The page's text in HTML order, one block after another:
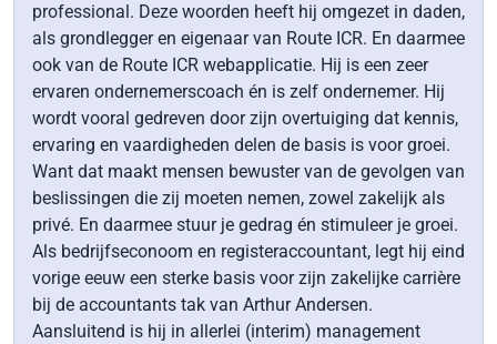
professional. Deze woorden heeft hij omgezet in daden,
als grondlegger en eigenaar van Route ICR. En daarmee
ook van de Route ICR webapplicatie. Hij is een zeer
ervaren ondernemerscoach én is zelf ondernemer. Hij
wordt vooral gedreven door zijn overtuiging dat kennis,
ervaring en vaardigheden delen de basis is voor groei.
Want dat maakt mensen bewuster van de gevolgen van
beslissingen die zij moeten nemen, zowel zakelijk als
privé. En daarmee stuur je gedrag én stimuleer je groei.
Als bedrijfseconoom en registeraccountant, legt hij eind
vorige eeuw een sterke basis voor zijn zakelijke carrière
bij de accountants tak van Arthur Andersen.
Aansluitend is hij in allerlei (interim) management